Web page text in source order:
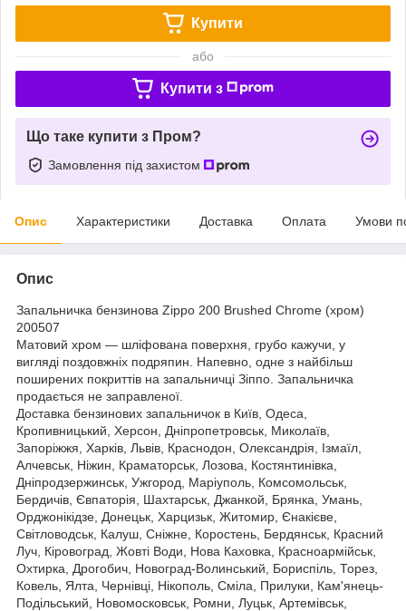
Купити
або
Купити з
Що таке купити з Пром?
Замовлення під захистом
Опис Характеристики Доставка Оплата Умови
Опис
Запальничка бензинова Zippo 200 Brushed Chrome (хром)
200507
Матовий хром — шліфована поверхня, грубо кажучи, у
вигляді поздовжніх подряпин. Напевно, одне з найбільш
поширених покриттів на запальничці Зіппо. Запальничка
продається не заправленої.
Доставка бензинових запальничок в Київ, Одеса,
Кропивницький, Херсон, Дніпропетровськ, Миколаїв,
Запоріжжя, Харків, Львів, Краснодон, Олександрія, Ізмаїл,
Алчевськ, Ніжин, Краматорськ, Лозова, Костянтинівка,
Дніпродзержинськ, Ужгород, Маріуполь, Комсомольськ,
Бердичів, Євпаторія, Шахтарськ, Джанкой, Брянка, Умань,
Орджонікідзе, Донецьк, Харцизьк, Житомир, Єнакієве,
Світловодськ, Калуш, Сніжне, Коростень, Бердянськ, Красний
Луч, Кіровоград, Жовті Води, Нова Каховка, Красноармійськ,
Охтирка, Дрогобич, Новоград-Волинський, Бориспіль, Торез,
Ковель, Ялта, Чернівці, Нікополь, Сміла, Прилуки, Кам'янець-
Подільський, Новомосковськ, Ромни, Луцьк, Артемівськ,